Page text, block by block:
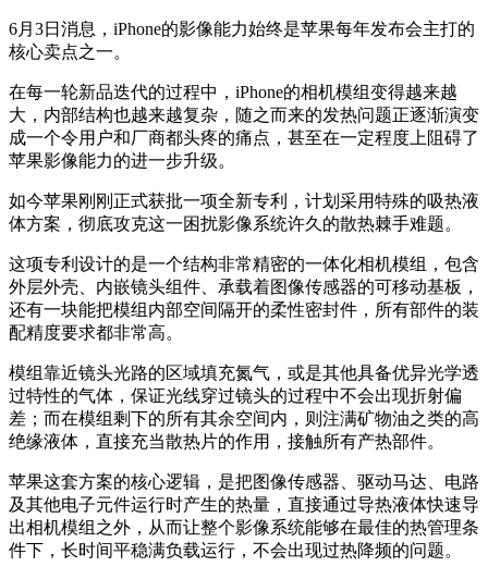
6月3日消息，iPhone的影像能力始终是苹果每年发布会主打的
核心卖点之一。
在每一轮新品迭代的过程中，iPhone的相机模组变得越来越
大，内部结构也越来越复杂，随之而来的发热问题正逐渐演变
成一个令用户和厂商都头疼的痛点，甚至在一定程度上阻碍了
苹果影像能力的进一步升级。
如今苹果刚刚正式获批一项全新专利，计划采用特殊的吸热液
体方案，彻底攻克这一困扰影像系统许久的散热棘手难题。
这项专利设计的是一个结构非常精密的一体化相机模组，包含
外层外壳、内嵌镜头组件、承载着图像传感器的可移动基板，
还有一块能把模组内部空间隔开的柔性密封件，所有部件的装
配精度要求都非常高。
模组靠近镜头光路的区域填充氮气，或是其他具备优异光学透
过特性的气体，保证光线穿过镜头的过程中不会出现折射偏
差；而在模组剩下的所有其余空间内，则注满矿物油之类的高
绝缘液体，直接充当散热片的作用，接触所有产热部件。
苹果这套方案的核心逻辑，是把图像传感器、驱动马达、电路
及其他电子元件运行时产生的热量，直接通过导热液体快速导
出相机模组之外，从而让整个影像系统能够在最佳的热管理条
件下，长时间平稳满负载运行，不会出现过热降频的问题。